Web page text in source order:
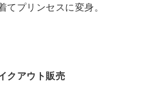
てプリンセスに変身。
クアウト販売